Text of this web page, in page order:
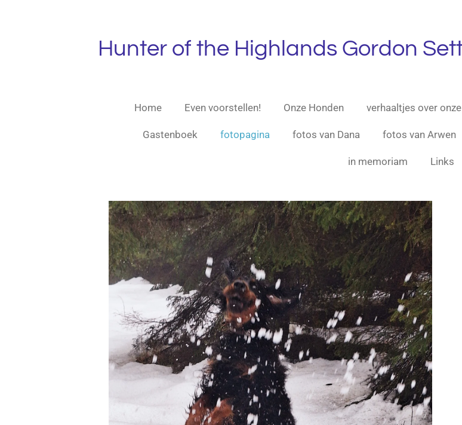
Hunter of the Highlands Gordon
Home Even voorstellen! Onze Honden verhaaltjes over
Gastenboek fotopagina fotos van Dana fotos van Arwen
in memoriam Links